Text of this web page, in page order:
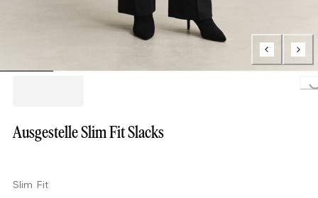
Loading...
Ausgestelle Slim Fit Slacks
Slim Fit